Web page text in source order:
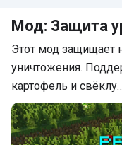
Мод: Защита
Этот мод защищает
уничтожения.
картофель и